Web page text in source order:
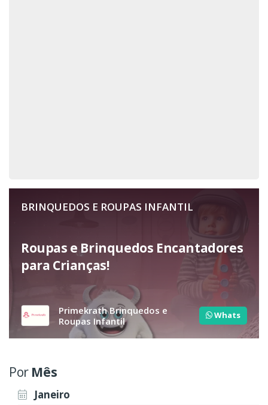
BRINQUEDOS E ROUPAS INFANTIL
Roupas e Brinquedos Encantadores
para Crianças!
Primekrath Brinquedos e
Roupas Infantil
Whats
Por Mês
Janeiro